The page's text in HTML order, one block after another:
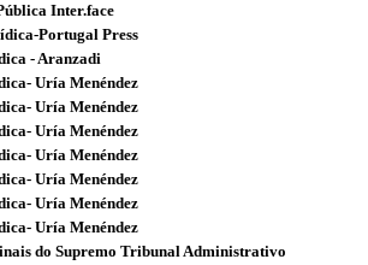
Inter.face
Portugal Press
- Aranzadi
Uría Menéndez
Uría Menéndez
Uría Menéndez
Uría Menéndez
Uría Menéndez
Uría Menéndez
Uría Menéndez
do Supremo Tribunal Administrativo